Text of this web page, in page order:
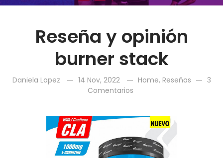
Reseña y opinión
burner stack
Daniela Lopez 14 Nov, 2022 Home, Reseñas
3
Comentarios